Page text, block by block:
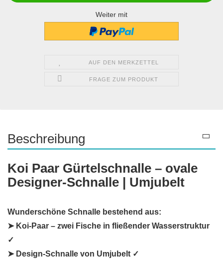
Weiter mit
AUF DEN MERKZETTEL
FRAGE ZUM PRODUKT
Beschreibung
Koi Paar Gürtelschnalle – ovale
Designer-Schnalle | Umjubelt
Wunderschöne Schnalle bestehend aus:
➤ Koi-Paar – zwei Fische in fließender Wasserstruktur
✓
➤ Design-Schnalle von Umjubelt ✓